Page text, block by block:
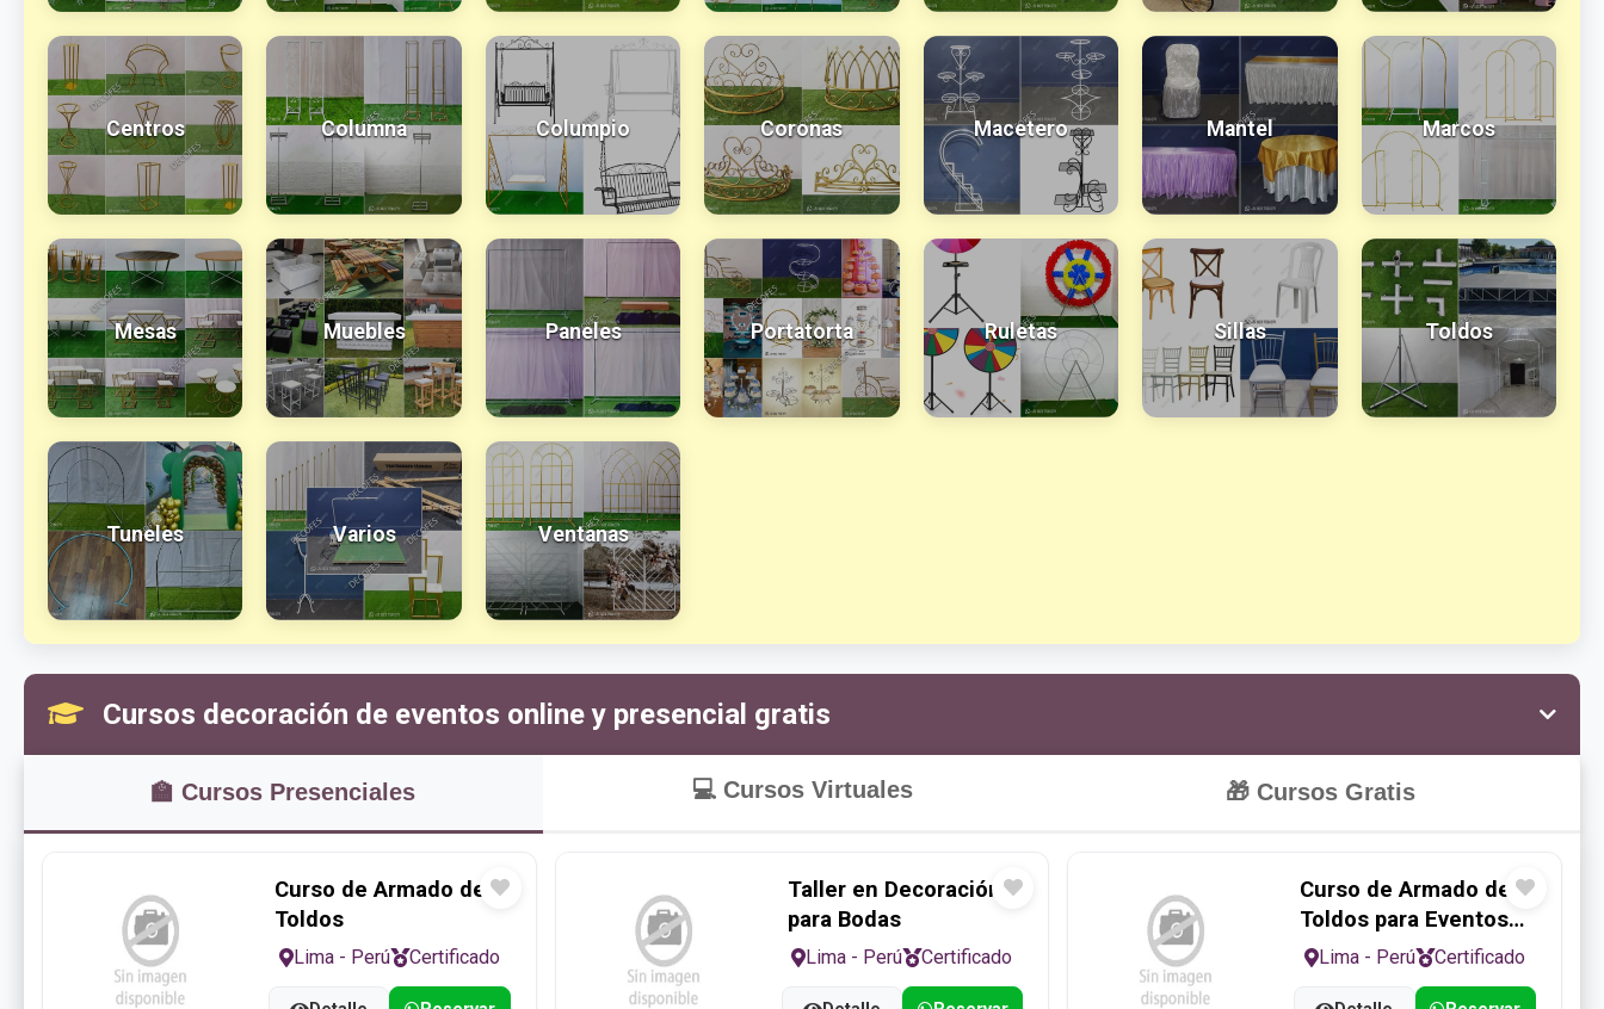
Centros Columna Columpio Coronas Macetero Mantel Marcos
Mesas Muebles Paneles Portatorta Ruletas Sillas Toldos
Tuneles Varios Ventanas
Cursos decoración de eventos online y presencial gratis
🏫Cursos Presenciales 💻 Cursos Virtuales 🎁 Cursos Gratis
Curso de Armado de
Toldos
Lima - Perú Certificado
Taller en Decoración
para Bodas
Lima - Perú Certificado
Curso de Armado de
Toldos para Eventos -
Programa de 2 Meses
Lima - Perú Certificado